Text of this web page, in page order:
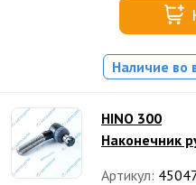
Наличие во
HINO 300
Наконечник
Артикул: